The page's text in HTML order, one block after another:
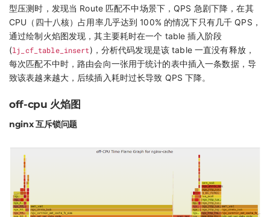
型压测时，发现当 Route 匹配不中场景下，QPS 急剧下降，在其
CPU（四十八核）占用率几乎达到 100% 的情况下只有几千 QPS，
通过绘制火焰图发现，其主要耗时在一个 table 插入阶段
(lj_cf_table_insert)，分析代码发现是该 table 一直没有释放，
每次匹配不中时，路由会向一张用于统计的表中插入一条数据，导
致该表越来越大，后续插入耗时过长导致 QPS 下降。
off-cpu 火焰图
nginx 互斥锁问题